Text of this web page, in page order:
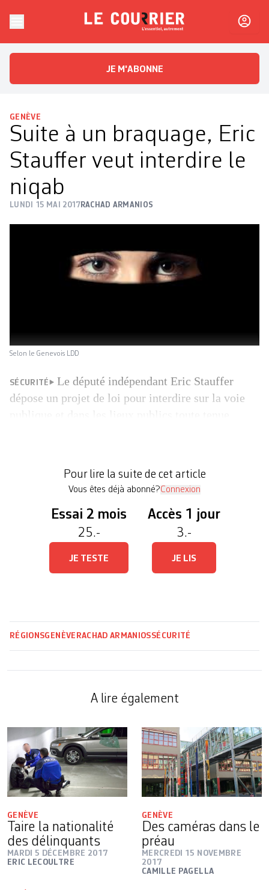
Le CourrierL'essentiel, autrement
JE M'ABONNE
GENÈVE
Suite à un braquage, Eric
Stauffer veut interdire le
niqab
LUNDI 15 MAI 2017RACHAD ARMANIOS
Selon le Genevois LDD
SÉCURITÉ
Le député indépendant Eric Stauffer
dépose un projet de loi pour interdire sur la voie
le terrain religieux mais sécuritaire. Il réagit […]
Pour lire la suite de cet article
Vous êtes déjà abonné?Connexion
Essai 2 mois
25.-
JE TESTE
Accès 1 jour
3.-
JE LIS
RÉGIONSGENÈVE RACHAD ARMANIOSSÉCURITÉ
A lire également
GENÈVE
Taire la nationalité
des délinquants
MARDI 5 DÉCEMBRE 2017
ERIC LECOULTRE
GENÈVE
Des caméras dans le
préau
MERCREDI 15 NOVEMBRE
2017
CAMILLE PAGELLA